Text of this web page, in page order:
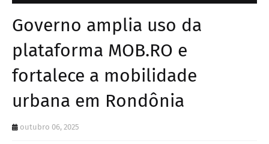
Governo amplia uso da
plataforma MOB.RO e
fortalece a mobilidade
urbana em Rondônia
outubro 06, 2025